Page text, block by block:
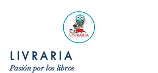
LIVRARIA
Pasión por los libros